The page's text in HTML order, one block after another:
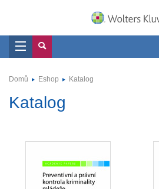
Domů Eshop Katalog
Katalog